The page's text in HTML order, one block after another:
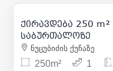
12
ქირავდება 250
საბურთალოზე
ნუცუბიძის ქუჩაზე
250m² 1